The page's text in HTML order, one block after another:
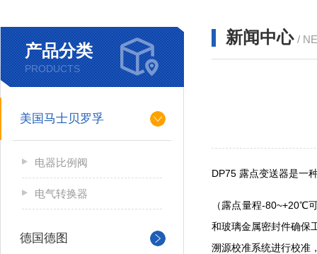
产品分类
PRODUCTS
美国马士贝罗孚
电器比例阀
电气转换器
德国德图
新闻中心 /
DP75 露点变送器是一
（露点量程-80~+20℃可
和玻璃金属密封件确保
溯源校准系统进行校准